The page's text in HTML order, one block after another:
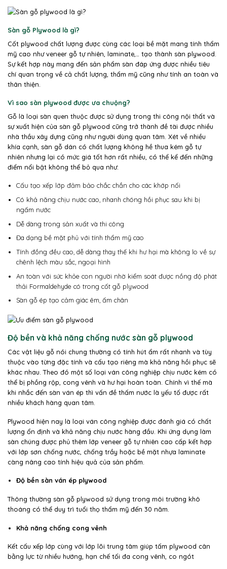
Sàn gỗ Plywood là gì?
Cốt plywood chất lượng được cùng các loại bề mặt mang tính thẩm
mỹ cao như veneer gỗ tự nhiên, laminate,… tạo thành sàn plywood.
Sự kết hợp này mang đến sản phẩm sàn đáp ứng được nhiều tiêu
chí quan trọng về cả chất lượng, thẩm mỹ cũng như tính an toàn và
thân thiện.
Vì sao sàn plywood được ưa chuộng?
Gỗ là loại sàn quen thuộc được sử dụng trong thi công nội thất và
sự xuất hiện của sàn gỗ plywood cũng trở thành đề tài được nhiều
nhà thầu xây dựng cũng như người dùng quan tâm. Xét về nhiều
khía cạnh, sàn gỗ dán có chất lượng không hề thua kém gỗ tự
nhiên nhưng lại có mức giá tốt hơn rất nhiều, có thể kể đến những
điểm nổi bật không thể bỏ qua như:
Cấu tạo xếp lớp đảm bảo chắc chắn cho các khớp nối
Có khả năng chịu nước cao, nhanh chóng hồi phục sau khi bị
ngấm nước
Dễ dàng trong sản xuất và thi công
Đa dạng bề mặt phủ với tính thẩm mỹ cao
Tính đồng đều cao, dễ dàng thay thế khi hư hại mà không lo về sự
chênh lệch màu sắc, ngoại hình
An toàn với sức khỏe con người nhờ kiểm soát được nồng độ phát
thải Formaldehyde có trong cốt gỗ plywood
Sàn gỗ ép tạo cảm giác êm, ấm chân
Độ bền và khả năng chống nước sàn gỗ plywood
Các vật liệu gỗ nói chung thường có tính hút ẩm rất nhanh và tùy
thuộc vào từng đặc tính và cấu tạo riêng mà khả năng hồi phục sẽ
khác nhau. Theo đó một số loại ván công nghiệp chịu nước kém có
thể bị phồng rộp, cong vênh và hư hại hoàn toàn. Chính vì thế mà
khi nhắc đến sàn ván ép thì vấn đề thấm nước là yếu tố được rất
nhiều khách hàng quan tâm.
Plywood hiện nay là loại ván công nghiệp được đánh giá có chất
lượng ổn định và khả năng chịu nước hàng đầu. Khi ứng dụng làm
sàn chúng được phủ thêm lớp veneer gỗ tự nhiên cao cấp kết hợp
với lớp sơn chống nước, chống trầy hoặc bề mặt nhựa laminate
càng nâng cao tính hiệu quả của sản phẩm.
Độ bền sàn ván ép plywood
Thông thường sàn gỗ plywood sử dụng trong môi trường khô
thoáng có thể duy trì tuổi thọ thẩm mỹ đến 30 năm.
Khả năng chống cong vênh
Kết cấu xếp lớp cùng với lớp lõi trung tâm giúp tấm plywood cân
bằng lực từ nhiều hướng, hạn chế tối đa cong vênh, co ngót